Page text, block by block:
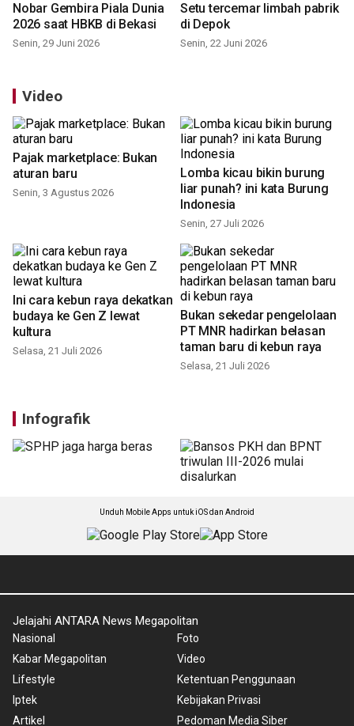
Nobar Gembira Piala Dunia
2026 saat HBKB di Bekasi
Senin, 29 Juni 2026
Setu tercemar limbah pabrik
di Depok
Senin, 22 Juni 2026
Video
Pajak marketplace: Bukan
aturan baru
Senin, 3 Agustus 2026
Lomba kicau bikin burung
liar punah? ini kata Burung
Indonesia
Senin, 27 Juli 2026
Ini cara kebun raya dekatkan
budaya ke Gen Z lewat
kultura
Selasa, 21 Juli 2026
Bukan sekedar pengelolaan
PT MNR hadirkan belasan
taman baru di kebun raya
Selasa, 21 Juli 2026
Infografik
Unduh Mobile Apps untuk iOS dan Android
Jelajahi ANTARA News Megapolitan
Nasional
Kabar Megapolitan
Lifestyle
Iptek
Artikel
Foto
Video
Ketentuan Penggunaan
Kebijakan Privasi
Pedoman Media Siber